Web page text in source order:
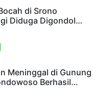
di Srono
Diduga Digondol…
Meninggal di Gunung
Berhasil…